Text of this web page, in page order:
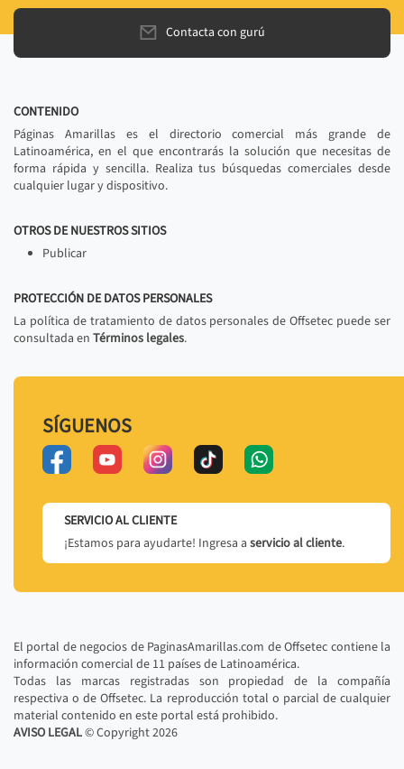
Contacta con gurú
CONTENIDO
Páginas Amarillas es el directorio comercial más grande de
Latinoamérica, en el que encontrarás la solución que necesitas de
forma rápida y sencilla. Realiza tus búsquedas comerciales desde
cualquier lugar y dispositivo.
OTROS DE NUESTROS SITIOS
Publicar
PROTECCIÓN DE DATOS PERSONALES
La política de tratamiento de datos personales de Offsetec puede ser
consultada en Términos legales.
SÍGUENOS
SERVICIO AL CLIENTE
¡Estamos para ayudarte! Ingresa a servicio al cliente.
El portal de negocios de PaginasAmarillas.com de Offsetec contiene la
información comercial de 11 países de Latinoamérica.
Todas las marcas registradas son propiedad de la compañía
respectiva o de Offsetec. La reproducción total o parcial de cualquier
material contenido en este portal está prohibido.
AVISO LEGAL© Copyright2026